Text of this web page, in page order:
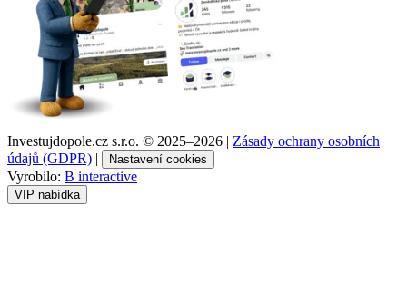
Investujdopole.cz s.r.o. © 2025–2026 | Zásady ochrany osobních
údajů (GDPR) | Nastavení cookies
Vyrobilo: B interactive
VIP nabídka